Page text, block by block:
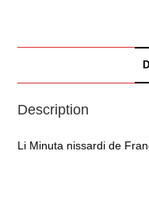
Description
Li Minuta nissardi de